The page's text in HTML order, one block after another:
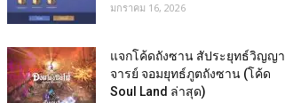
มกราคม 16, 2026
แจกโค้ดถังซาน สัประยุทธ์วิญญา
จารย์ จอมยุทธ์ภูตถังซาน (โค้ด
Soul Land ล่าสุด)